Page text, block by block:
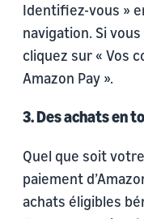
Identifiez-vous »
navigation. Si
cliquez sur « Vos
Amazon Pay ».
3. Des achats en
Quel que soit
paiement
achats éligibles